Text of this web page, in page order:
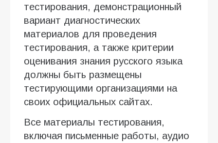
тестирования, демонстрационный
вариант диагностических
материалов для проведения
тестирования, а также критерии
оценивания знания русского языка
должны быть размещены
тестирующими организациями на
своих официальных сайтах.
Все материалы тестирования,
включая письменные работы, аудио